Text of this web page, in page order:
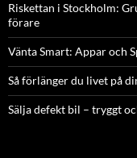
Riskettan i Stockholm:
förare
Vänta Smart: Appar och
Så förlänger du livet på
Sälja defekt bil – tryggt